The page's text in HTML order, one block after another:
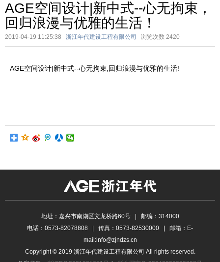
AGE空间设计|新中式--心无拘束，
回归浪漫与优雅的生活！
2019-04-19 11:25:38 浙江年代建设工程有限公司 浏览次数 2420
AGE空间设计|新中式--心无拘束,回归浪漫与优雅的生活!
地址：嘉兴市南湖区文龙桥路60号 | 邮编：314000
电话：0573-82078808 | 传真：0573-82530000 | 邮箱：E-
mail:info@zjndzs.cn
Copyright © 2019 浙江年代建设工程有限公司 All rights reserved.